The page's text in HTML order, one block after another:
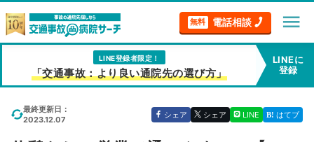
無料 電話相談 menu
LINE登録者限定！
「交通事故：より良い通院先の選び方」
LINEに
登録
最終更新日：
2023.12.07
シェア シェア LINE はてブ